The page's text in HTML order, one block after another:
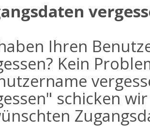
Ihren
Kein
schicken